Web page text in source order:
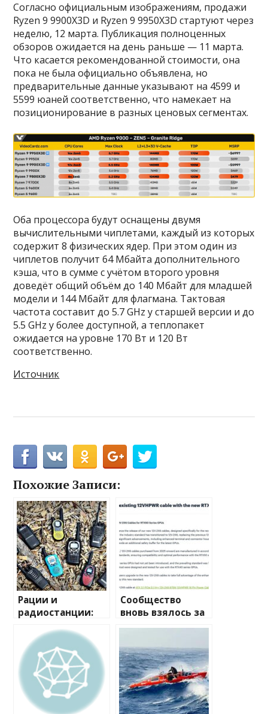
Согласно официальным изображениям, продажи
Ryzen 9 9900X3D и Ryzen 9 9950X3D стартуют через
неделю, 12 марта. Публикация полноценных
обзоров ожидается на день раньше — 11 марта.
Что касается рекомендованной стоимости, она
пока не была официально объявлена, но
предварительные данные указывают на 4599 и
5599 юаней соответственно, что намекает на
позиционирование в разных ценовых сегментах.
Оба процессора будут оснащены двумя
вычислительными чиплетами, каждый из которых
содержит 8 физических ядер. При этом один из
чиплетов получит 64 Мбайта дополнительного
кэша, что в сумме с учётом второго уровня
доведёт общий объём до 140 Мбайт для младшей
модели и 144 Мбайт для флагмана. Тактовая
частота составит до 5.7 GHz у старшей версии и до
5.5 GHz у более доступной, а теплопакет
ожидается на уровне 170 Вт и 120 Вт
соответственно.
Источник
Похожие Записи:
Рации и
радиостанции:
путеводитель по
миру
беспроводной
связи
Сообщество
вновь взялось за
изучение случаев
разъема 12V-2×6